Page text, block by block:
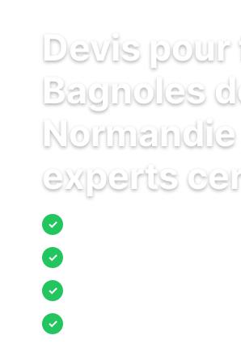
Devis
Bagnoles
experts
✓
✓
✓
✓